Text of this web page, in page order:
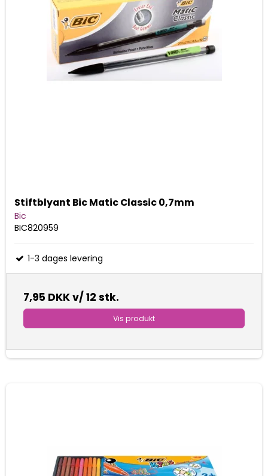
Stiftblyant Bic Matic Classic 0,7mm
Bic
BIC820959
1-3 dages levering
7,95 DKKv/ 12 stk.
Vis produkt